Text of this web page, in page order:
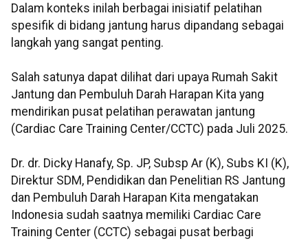
Dalam konteks inilah berbagai inisiatif pelatihan
spesifik di bidang jantung harus dipandang sebagai
langkah yang sangat penting.
Salah satunya dapat dilihat dari upaya Rumah Sakit
Jantung dan Pembuluh Darah Harapan Kita yang
mendirikan pusat pelatihan perawatan jantung
(Cardiac Care Training Center/CCTC) pada Juli 2025.
Dr. dr. Dicky Hanafy, Sp. JP, Subsp Ar (K), Subs KI (K),
Direktur SDM, Pendidikan dan Penelitian RS Jantung
dan Pembuluh Darah Harapan Kita mengatakan
Indonesia sudah saatnya memiliki Cardiac Care
Training Center (CCTC) sebagai pusat berbagi